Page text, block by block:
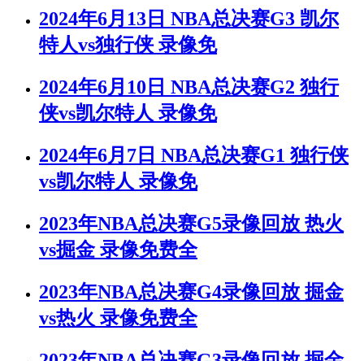
2024年6月13日 NBA总决赛G3 凯尔
特人vs独行侠 录像免
2024年6月10日 NBA总决赛G2 独行
侠vs凯尔特人 录像免
2024年6月7日 NBA总决赛G1 独行侠
vs凯尔特人 录像免
2023年NBA总决赛G5录像回放 热火
vs掘金 录像免费全
2023年NBA总决赛G4录像回放 掘金
vs热火 录像免费全